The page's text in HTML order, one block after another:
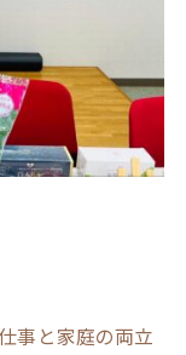
事と家庭の両立